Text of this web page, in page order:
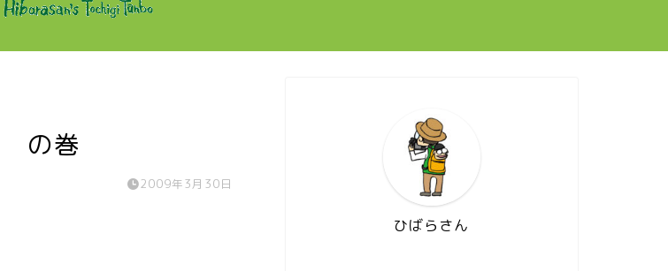
の巻
2009年3月30日
ひばらさん